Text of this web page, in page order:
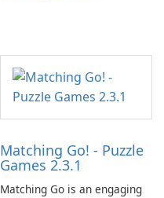
Matching Go! - Puzzle
Games 2.3.1
Matching Go is an engaging